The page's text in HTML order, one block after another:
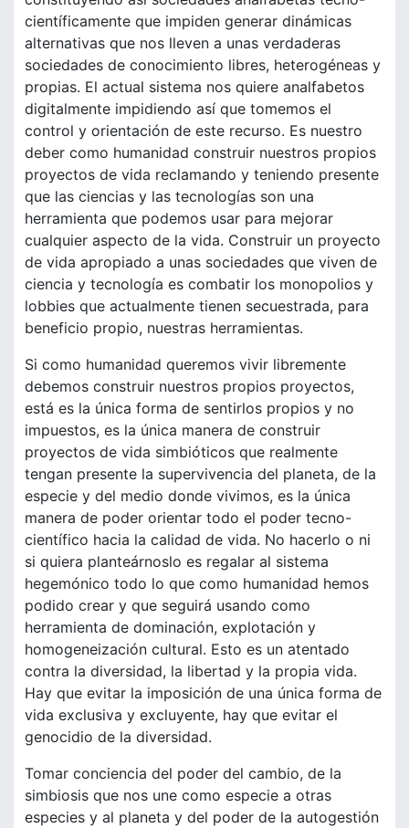
científicamente que impiden generar dinámicas
alternativas que nos lleven a unas verdaderas
sociedades de conocimiento libres, heterogéneas y
propias. El actual sistema nos quiere analfabetos
digitalmente impidiendo así que tomemos el
control y orientación de este recurso. Es nuestro
deber como humanidad construir nuestros propios
proyectos de vida reclamando y teniendo presente
que las ciencias y las tecnologías son una
herramienta que podemos usar para mejorar
cualquier aspecto de la vida. Construir un proyecto
de vida apropiado a unas sociedades que viven de
ciencia y tecnología es combatir los monopolios y
lobbies que actualmente tienen secuestrada, para
beneficio propio, nuestras herramientas.
Si como humanidad queremos vivir libremente
debemos construir nuestros propios proyectos,
está es la única forma de sentirlos propios y no
impuestos, es la única manera de construir
proyectos de vida simbióticos que realmente
tengan presente la supervivencia del planeta, de la
especie y del medio donde vivimos, es la única
manera de poder orientar todo el poder tecno-
científico hacia la calidad de vida. No hacerlo o ni
si quiera planteárnoslo es regalar al sistema
hegemónico todo lo que como humanidad hemos
podido crear y que seguirá usando como
herramienta de dominación, explotación y
homogeneización cultural. Esto es un atentado
contra la diversidad, la libertad y la propia vida.
Hay que evitar la imposición de una única forma de
vida exclusiva y excluyente, hay que evitar el
genocidio de la diversidad.
Tomar conciencia del poder del cambio, de la
simbiosis que nos une como especie a otras
especies y al planeta y del poder de la autogestión